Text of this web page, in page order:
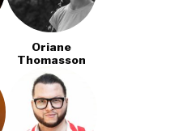
Oriane
Thomasson